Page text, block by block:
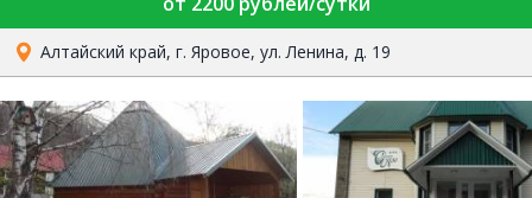
Алтайский край, г. Яровое, ул. Ленина, д. 19